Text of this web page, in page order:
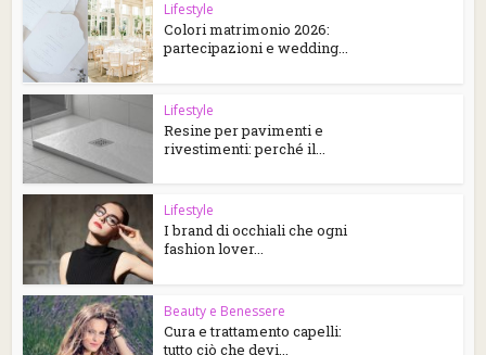
Lifestyle
Colori matrimonio 2026:
partecipazioni e wedding...
Lifestyle
Resine per pavimenti e
rivestimenti: perché il...
Lifestyle
I brand di occhiali che ogni
fashion lover...
Beauty e Benessere
Cura e trattamento capelli:
tutto ciò che devi...